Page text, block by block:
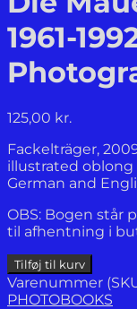
1961-
125,00 kr.
Fackelträger,
illustrated oblong
German and
OBS: Bogen står
til afhentning i
Die
Mauer.
Fotografien
Tilføj til kurv
Varenummer
PHOTOBOOKS